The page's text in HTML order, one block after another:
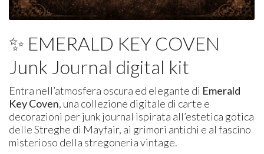
✨ EMERALD KEY COVEN
Junk Journal digital kit
Entra nell’atmosfera oscura ed elegante di Emerald
Key Coven, una collezione digitale di carte e
decorazioni per junk journal ispirata all’estetica gotica
delle Streghe di Mayfair, ai grimori antichi e al fascino
misterioso della stregoneria vintage.